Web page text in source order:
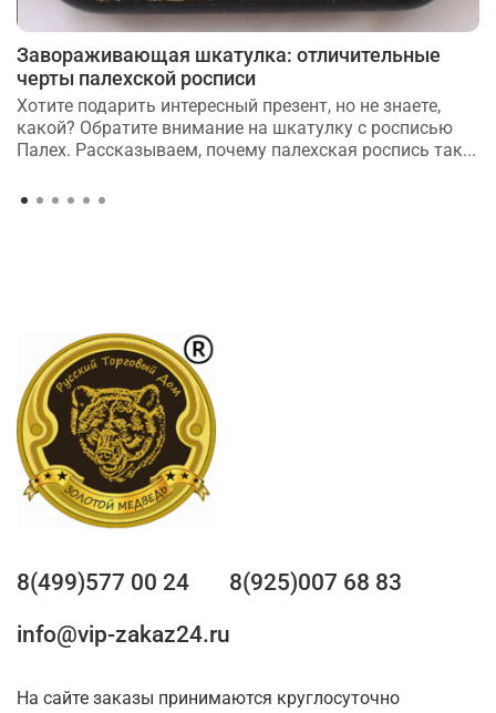
Завораживающая шкатулка: отличительные
черты палехской росписи
Хотите подарить интересный презент, но не знаете,
какой? Обратите внимание на шкатулку с росписью
Палех. Рассказываем, почему палехская роспись так...
8(499)577 00 24
8(925)007 68 83
info@vip-zakaz24.ru
На сайте заказы принимаются круглосуточно